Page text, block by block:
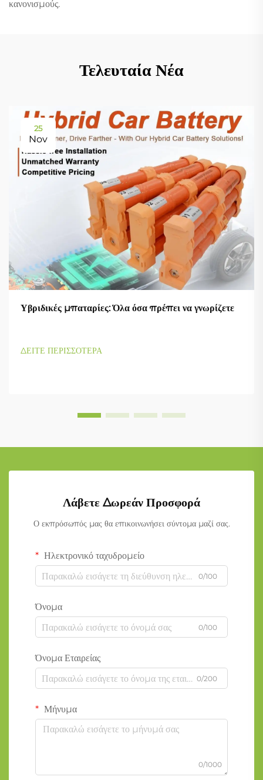
κανονισμούς.
Τελευταία Νέα
25
Nov
Υβριδικές μπαταρίες: Όλα όσα πρέπει να γνωρίζετε
ΔΕΙΤΕ ΠΕΡΙΣΣΟΤΕΡΑ
Λάβετε Δωρεάν Προσφορά
Ο εκπρόσωπός μας θα επικοινωνήσει σύντομα μαζί σας.
Ηλεκτρονικό ταχυδρομείο
0/100
Όνομα
0/100
Όνομα Εταιρείας
0/200
Μήνυμα
0/1000